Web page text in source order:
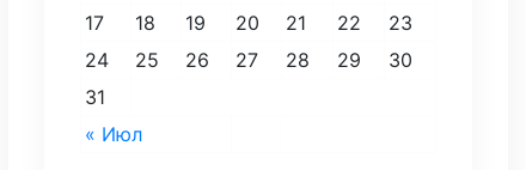
« Июл
17
18 19 20 21 22
23
24
25 26 27 28 29
30
31